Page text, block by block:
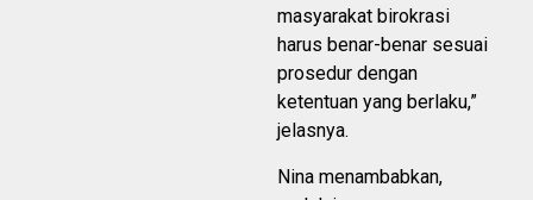
masyarakat birokrasi
harus benar-benar sesuai
prosedur dengan
ketentuan yang berlaku,”
jelasnya.
Nina menambabkan,